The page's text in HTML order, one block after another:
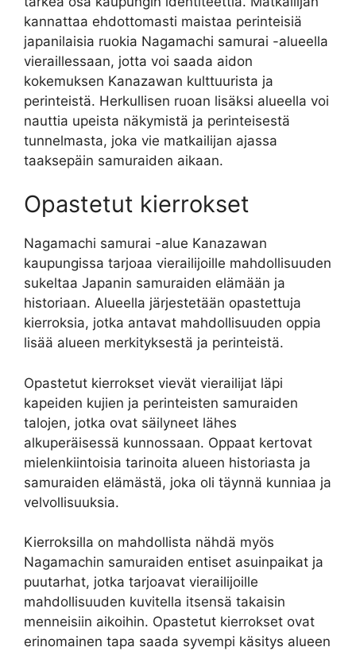
kannattaa ehdottomasti maistaa perinteisiä
japanilaisia ruokia Nagamachi samurai -alueella
vieraillessaan, jotta voi saada aidon
kokemuksen Kanazawan kulttuurista ja
perinteistä. Herkullisen ruoan lisäksi alueella voi
nauttia upeista näkymistä ja perinteisestä
tunnelmasta, joka vie matkailijan ajassa
taaksepäin samuraiden aikaan.
Opastetut kierrokset
Nagamachi samurai -alue Kanazawan
kaupungissa tarjoaa vierailijoille mahdollisuuden
sukeltaa Japanin samuraiden elämään ja
historiaan. Alueella järjestetään opastettuja
kierroksia, jotka antavat mahdollisuuden oppia
lisää alueen merkityksestä ja perinteistä.
Opastetut kierrokset vievät vierailijat läpi
kapeiden kujien ja perinteisten samuraiden
talojen, jotka ovat säilyneet lähes
alkuperäisessä kunnossaan. Oppaat kertovat
mielenkiintoisia tarinoita alueen historiasta ja
samuraiden elämästä, joka oli täynnä kunniaa ja
velvollisuuksia.
Kierroksilla on mahdollista nähdä myös
Nagamachin samuraiden entiset asuinpaikat ja
puutarhat, jotka tarjoavat vierailijoille
mahdollisuuden kuvitella itsensä takaisin
menneisiin aikoihin. Opastetut kierrokset ovat
erinomainen tapa saada syvempi käsitys alueen